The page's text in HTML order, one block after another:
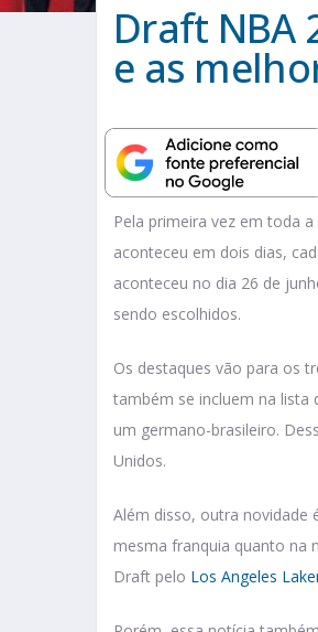
Draft NBA
e as
Pela primeira vez em toda
aconteceu em dois dias,
aconteceu no dia 26 de
sendo escolhidos.
Os destaques vão para os
também se incluem na lista
um germano-brasileiro.
Unidos.
Além disso, outra novidade
mesma franquia quanto na
Draft pelo Los Angeles